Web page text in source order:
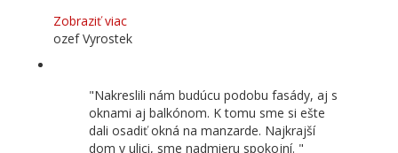
Zobraziť viac
ozef Vyrostek
Nakreslili nám budúcu podobu fasády, aj s
oknami aj balkónom. K tomu sme si ešte
dali osadiť okná na manzarde. Najkrajší
dom v ulici, sme nadmieru spokojní.